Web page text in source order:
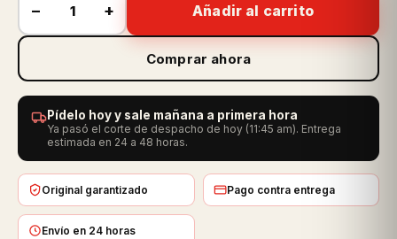
− + Añadir al carrito
Comprar ahora
Pídelo hoy y sale mañana a primera hora
Ya pasó el corte de despacho de hoy (11:45 am). Entrega
estimada en 24 a 48 horas.
Original garantizado Pago contra entrega
Envío en 24 horas